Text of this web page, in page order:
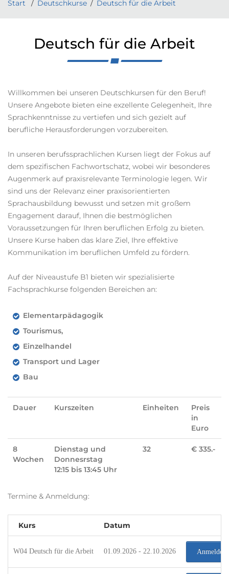
Start Deutschkurse Deutsch für die Arbeit
Deutsch für die Arbeit
Willkommen bei unseren Deutschkursen für den Beruf!
Unsere Angebote bieten eine exzellente Gelegenheit, Ihre
Sprachkenntnisse zu vertiefen und sich gezielt auf
berufliche Herausforderungen vorzubereiten.
In unseren berufssprachlichen Kursen liegt der Fokus auf
dem spezifischen Fachwortschatz, wobei wir besonderes
Augenmerk auf praxisrelevante Terminologie legen. Wir
sind uns der Relevanz einer praxisorientierten
Sprachausbildung bewusst und setzen mit großem
Engagement darauf, Ihnen die bestmöglichen
Voraussetzungen für Ihren beruflichen Erfolg zu bieten.
Unsere Kurse haben das klare Ziel, Ihre effektive
Kommunikation im beruflichen Umfeld zu fördern.
Auf der Niveaustufe B1 bieten wir spezialisierte
Fachsprachkurse folgenden Bereichen an:
Elementarpädagogik
Tourismus,
Einzelhandel
Transport und Lager
Bau
Dauer Kurszeiten Einheiten
Preis
in
Euro
8
Wochen
Dienstag und
Donnesrstag
12:15 bis 13:45 Uhr
32 € 335.-
Termine & Anmeldung:
Kurs Datum
W04 Deutsch für die Arbeit 01.09.2026 - 22.10.2026 Anmelden